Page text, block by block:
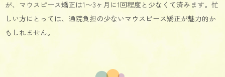
が、マウスピース矯正は1〜3ヶ月に1回程度と少なくて済みます。忙
しい方にとっては、通院負担の少ないマウスピース矯正が魅力的か
もしれません。